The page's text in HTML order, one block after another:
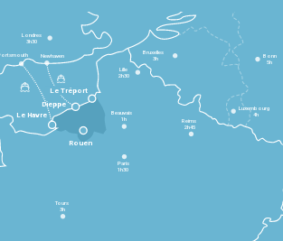
Le Havre
Dieppe
Le Tréport
Tours
3h
Paris
1h30
Beauvais
1h
Reims
2h45
Lille
2h30
Bruxelles
3h
Londres
3h30
Newhaven
Bonn
5h
Luxembourg
4h
Rouen